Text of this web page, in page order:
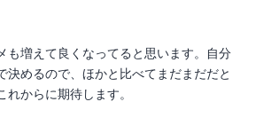
も増えて良くなってると思います。自分
決めるので、ほかと比べてまだまだだと
れからに期待します。